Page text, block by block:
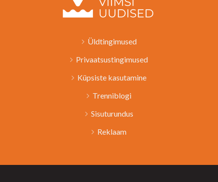
Üldtingimused
Privaatsustingimused
Küpsiste kasutamine
Trenniblogi
Sisuturundus
Reklaam